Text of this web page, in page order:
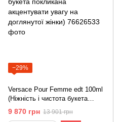
−29%
Versace Pour Femme edt 100ml
(Ніжність і чистота букета
покликана акцентувати увагу
на доглянутої жінки)
9 870 грн 13 901 грн